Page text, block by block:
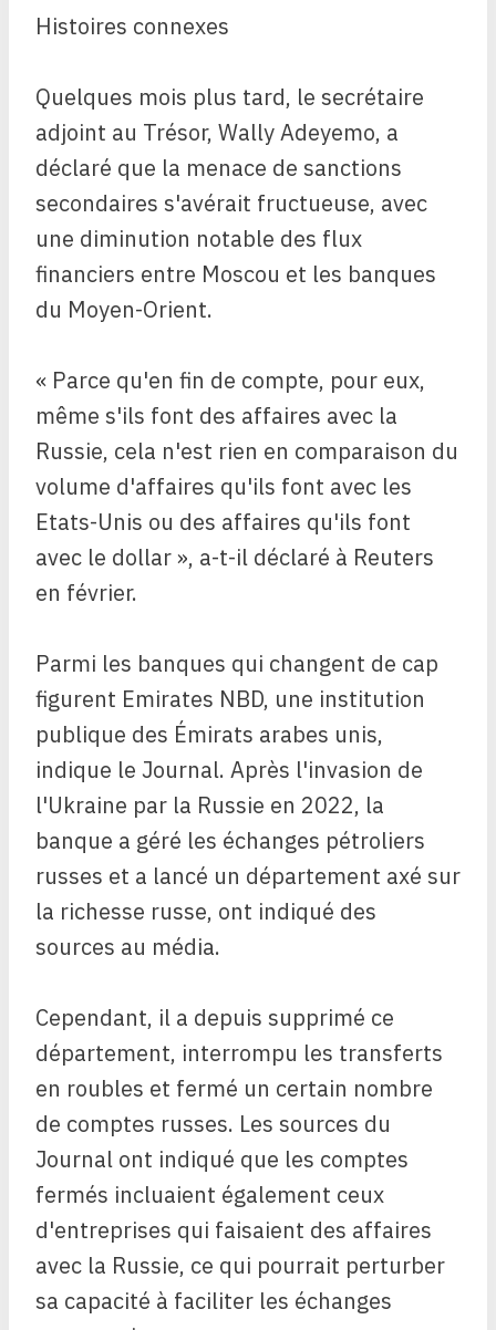
Histoires connexes
Quelques mois plus tard, le secrétaire
adjoint au Trésor, Wally Adeyemo, a
déclaré que la menace de sanctions
secondaires s'avérait fructueuse, avec
une diminution notable des flux
financiers entre Moscou et les banques
du Moyen-Orient.
« Parce qu'en fin de compte, pour eux,
même s'ils font des affaires avec la
Russie, cela n'est rien en comparaison du
volume d'affaires qu'ils font avec les
Etats-Unis ou des affaires qu'ils font
avec le dollar », a-t-il déclaré à Reuters
en février.
Parmi les banques qui changent de cap
figurent Emirates NBD, une institution
publique des Émirats arabes unis,
indique le Journal. Après l'invasion de
l'Ukraine par la Russie en 2022, la
banque a géré les échanges pétroliers
russes et a lancé un département axé sur
la richesse russe, ont indiqué des
sources au média.
Cependant, il a depuis supprimé ce
département, interrompu les transferts
en roubles et fermé un certain nombre
de comptes russes. Les sources du
Journal ont indiqué que les comptes
fermés incluaient également ceux
d'entreprises qui faisaient des affaires
avec la Russie, ce qui pourrait perturber
sa capacité à faciliter les échanges